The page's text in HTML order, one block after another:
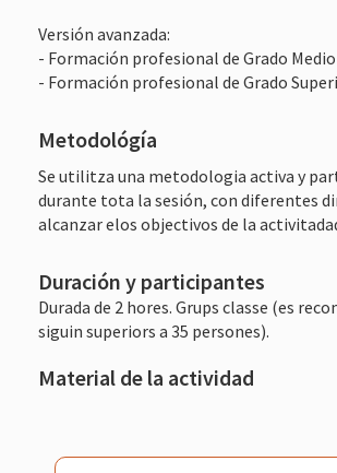
Versión avanzada:
- Formación profesional de Grado Medio
- Formación profesional de Grado
Metodológía
Se utilitza una metodologia activa y
durante tota la sesión, con diferentes
alcanzar elos objectivos de la
Duración y participantes
Durada de 2 hores. Grups classe (es
siguin superiors a 35 persones).
Material de la actividad